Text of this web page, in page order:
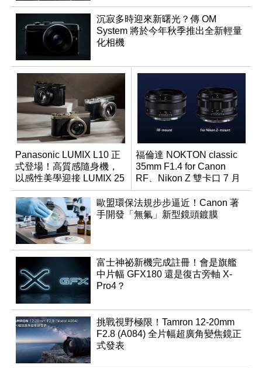
沉寂多時迎來新曙光？傳 OM
System 將於今年秋季推出全新輕量
化相機
Panasonic LUMIX L10 正
式登場！高質感隨身機，
以感性美學迎接 LUMIX 25
週年
福倫達 NOKTON classic
35mm F1.4 for Canon
RF、Nikon Z 雙卡口 7 月
同步登台
歐盟環保法規步步逼近！Canon 著
手開發「無氟」新型鏡頭鍍膜
富士神祕新機完成註冊！會是旗艦
中片幅 GFX180 還是復古旁軸 X-
Pro4？
挑戰視野極限！Tamron 12-20mm
F2.8 (A084) 全片幅超廣角變焦鏡正
式發表